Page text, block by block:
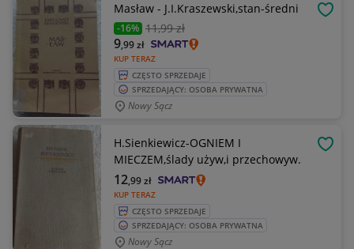
Masław - J.I.Kraszewski,stan-średni
-16% 11,99 zł
KUP TERAZ
9,99zł
CZĘSTO SPRZEDAJE
SPRZEDAJĄCY: OSOBA PRYWATNA
Nowy Sącz
H.Sienkiewicz-OGNIEM I
MIECZEM,ślady używ,i przechowyw.
KUP TERAZ
12,99zł
CZĘSTO SPRZEDAJE
SPRZEDAJĄCY: OSOBA PRYWATNA
Nowy Sącz